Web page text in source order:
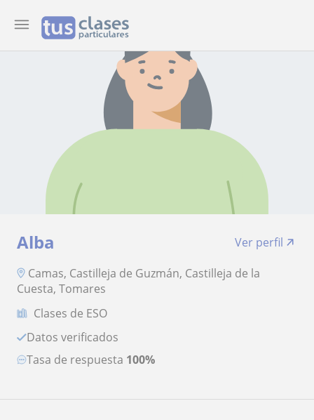
Alba
Ver perfil
Camas, Castilleja de Guzmán, Castilleja de la
Cuesta, Tomares
Clases de ESO
Datos verificados
Tasa de respuesta 100%